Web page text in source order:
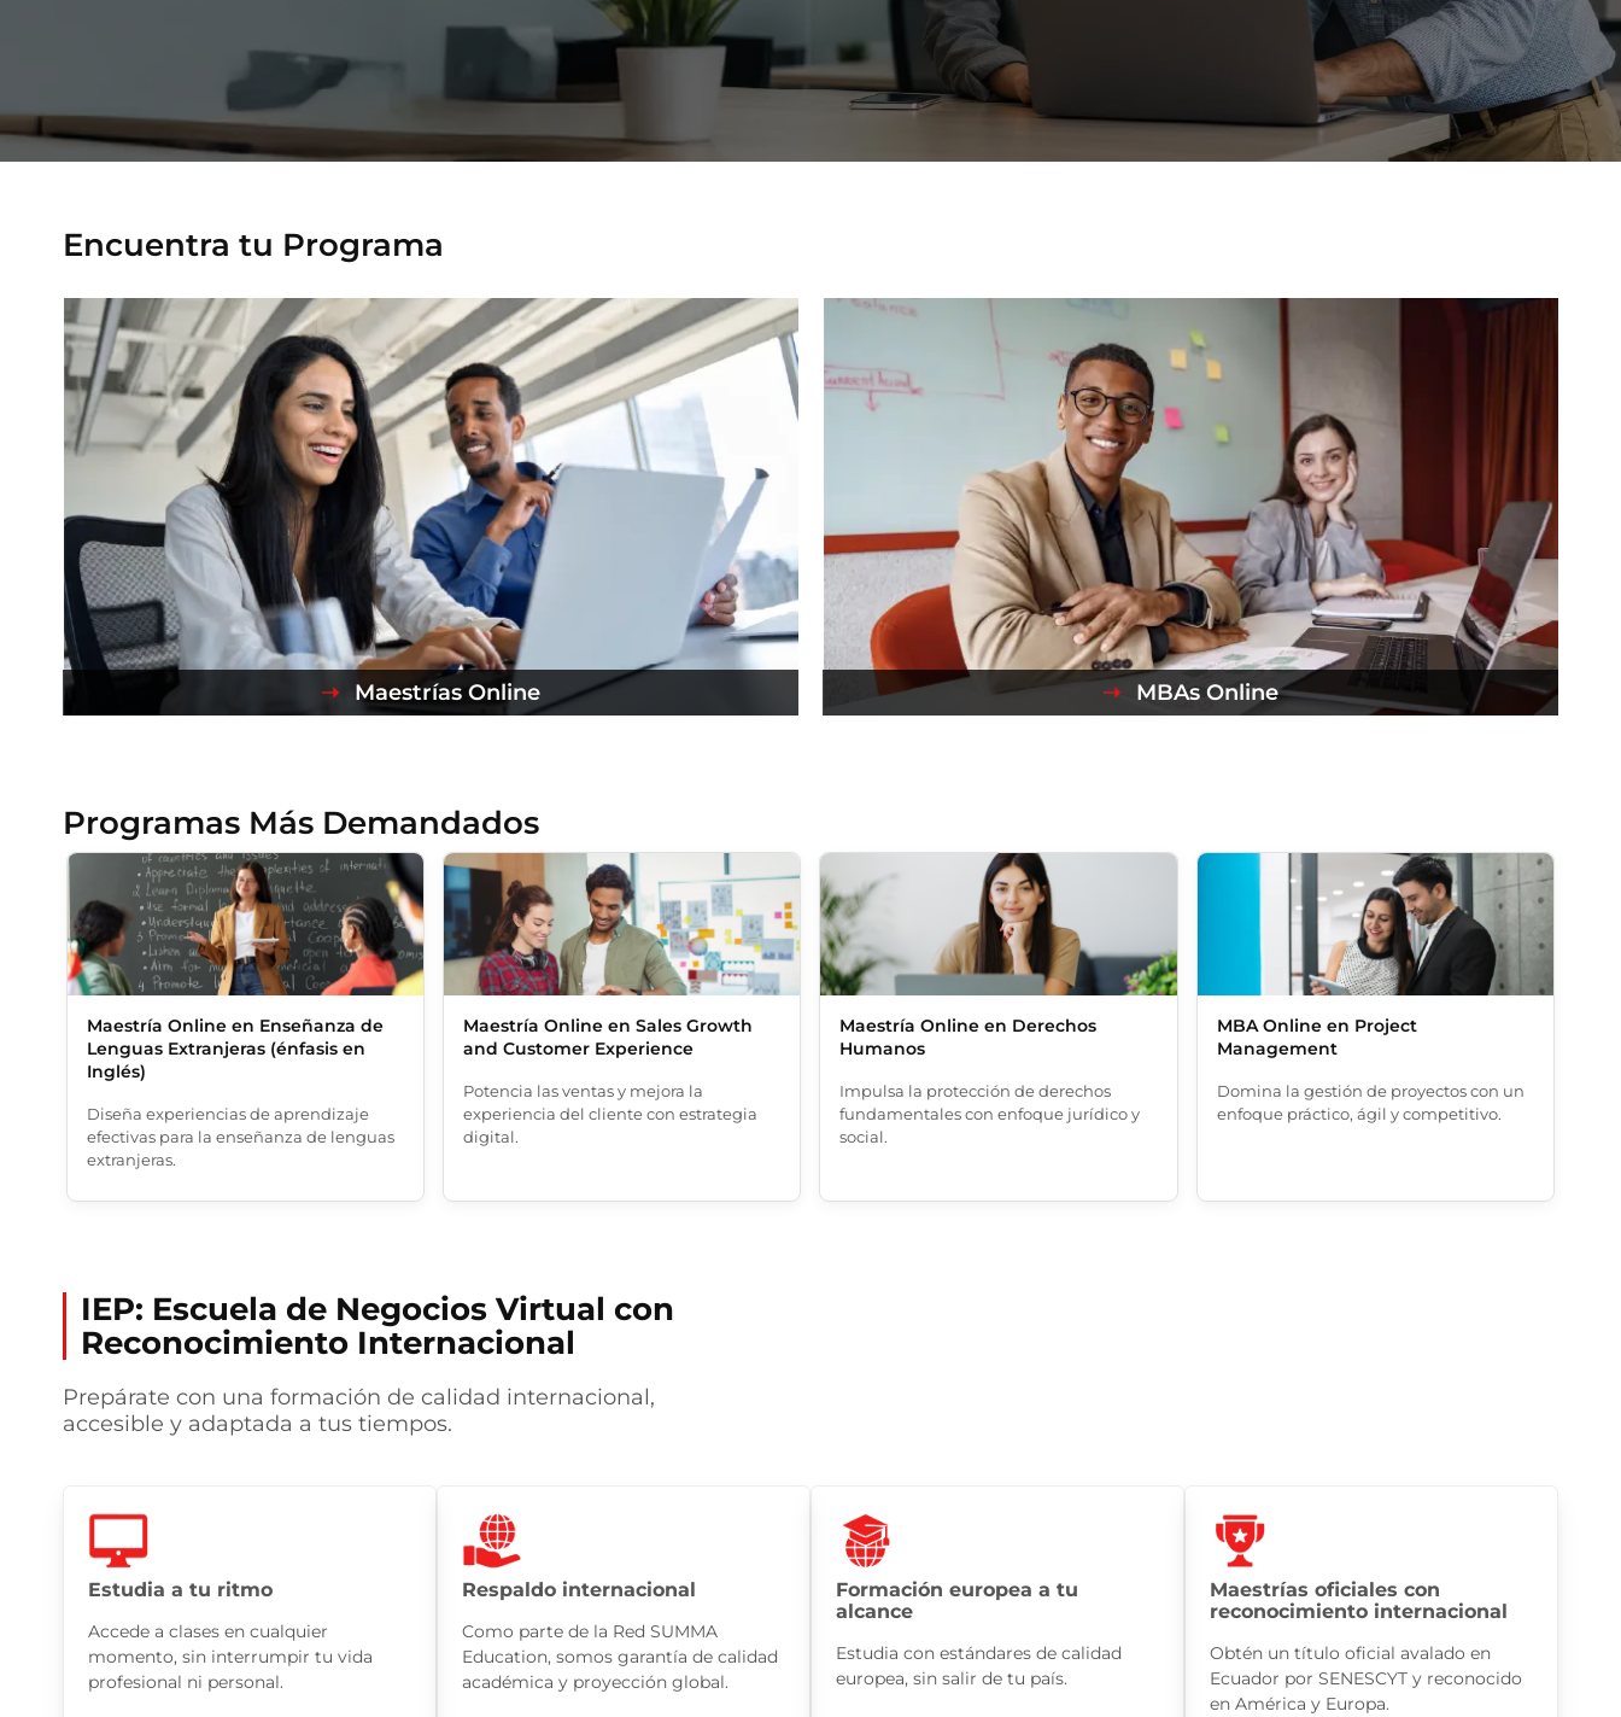
Encuentra tu Programa
Maestrías Online MBAs Online
Programas Más Demandados
Maestría Online en Enseñanza de
Lenguas Extranjeras (énfasis en
Inglés)
Diseña experiencias de aprendizaje
efectivas para la enseñanza de lenguas
extranjeras.
Maestría Online en Sales Growth
and Customer Experience
Potencia las ventas y mejora la
experiencia del cliente con estrategia
digital.
Maestría Online en Derechos
Humanos
Impulsa la protección de derechos
fundamentales con enfoque jurídico y
social.
MBA Online en Project
Management
Domina la gestión de proyectos con un
enfoque práctico, ágil y competitivo.
IEP: Escuela de Negocios Virtual con
Reconocimiento Internacional
Prepárate con una formación de calidad internacional,
accesible y adaptada a tus tiempos.
Estudia a tu ritmo
Accede a clases en cualquier
momento, sin interrumpir tu vida
profesional ni personal.
Respaldo internacional
Como parte de la Red SUMMA
Education, somos garantía de calidad
académica y proyección global.
Formación europea a tu
alcance
Estudia con estándares de calidad
europea, sin salir de tu país.
Maestrías oficiales con
reconocimiento internacional
Obtén un título oficial avalado en
Ecuador por SENESCYT y reconocido
en América y Europa.